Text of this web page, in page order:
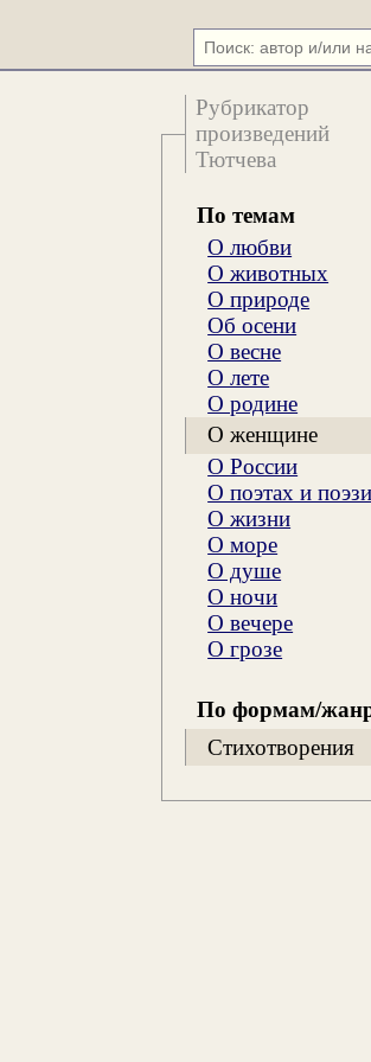
Рубрикатор
произведений
Тютчева
По темам
О любви
О животных
О природе
Об осени
О весне
О лете
О родине
О женщине
О России
О поэтах и
О жизни
О море
О душе
О ночи
О вечере
О грозе
По формам/
Стихотворения